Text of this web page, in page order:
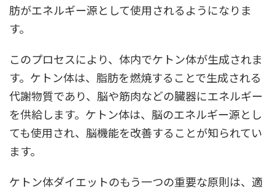
肪がエネルギー源として使用されるようになりま
す。
このプロセスにより、体内でケトン体が生成されま
す。ケトン体は、脂肪を燃焼することで生成される
代謝物質であり、脳や筋肉などの臓器にエネルギー
を供給します。ケトン体は、脳のエネルギー源とし
ても使用され、脳機能を改善することが知られてい
ます。
ケトン体ダイエットのもう一つの重要な原則は、適